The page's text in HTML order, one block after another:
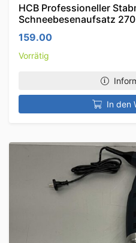
HCB Professioneller
Schneebesenaufsatz
159.00
Vorrätig
In den